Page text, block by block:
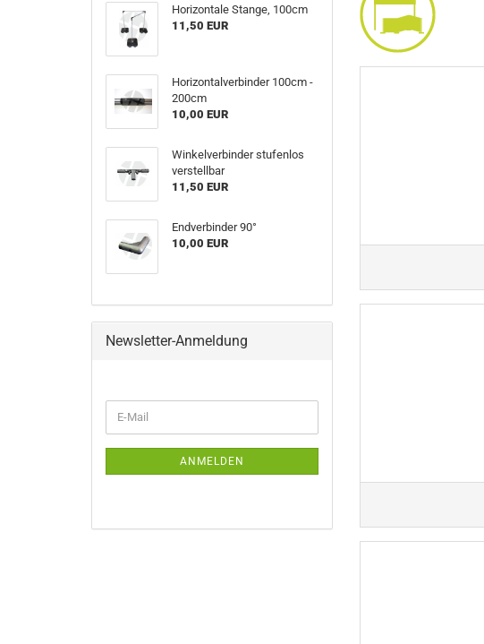
Horizontale Stange, 100cm
11,50 EUR
Horizontalverbinder 100cm -
200cm
10,00 EUR
Winkelverbinder stufenlos
verstellbar
11,50 EUR
Endverbinder 90°
10,00 EUR
Newsletter-Anmeldung
ZUR
NEWSLETTER-
E-
Mail
ANMELDEN